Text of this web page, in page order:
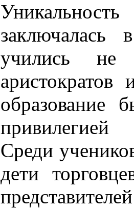
учились не
образование
Среди
дети